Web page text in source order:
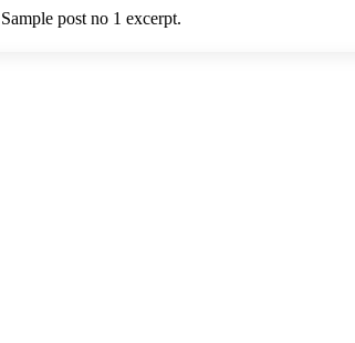
Sample post no 1 excerpt.